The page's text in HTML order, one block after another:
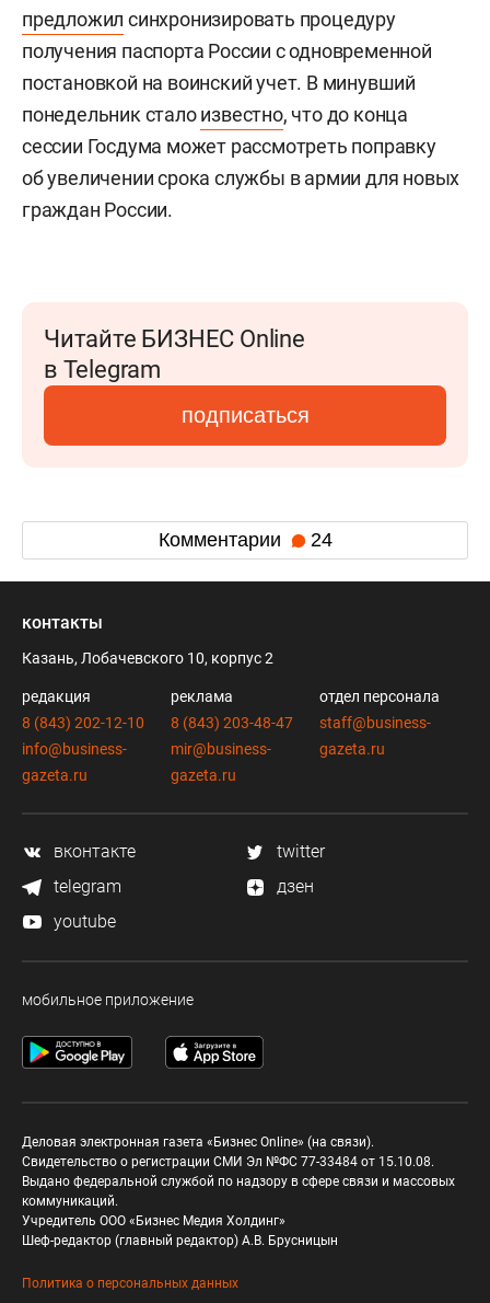
предложил синхронизировать процедуру
получения паспорта России с одновременной
постановкой на воинский учет. В минувший
понедельник сталоизвестно, что до конца
сессии Госдума может рассмотреть поправку
об увеличении срока службы в армии для новых
граждан России.
Читайте БИЗНЕС Online
в Telegram
подписаться
Комментарии 24
контакты
Казань, Лобачевского 10, корпус 2
редакция
8 (843) 202-12-10
info@business-
gazeta.ru
реклама
8 (843) 203-48-47
mir@business-
gazeta.ru
отдел персонала
staff@business-
gazeta.ru
вконтакте
twitter
telegram
дзен
youtube
мобильное приложение
Деловая электронная газета «Бизнес Online» (на связи).
Свидетельство о регистрации СМИ Эл №ФС 77-33484 от 15.10.08.
Выдано федеральной службой по надзору в сфере связи и массовых
коммуникаций.
Учредитель ООО «Бизнес Медия Холдинг»
Шеф-редактор (главный редактор) А.В. Брусницын
Политика о персональных данных